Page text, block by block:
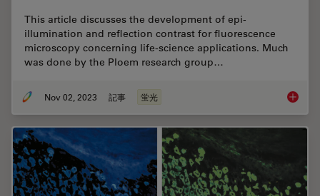
This article discusses the development of epi-
illumination and reflection contrast for fluorescence
microscopy concerning life-science applications. Much
was done by the Ploem research group…
Nov 02, 2023 記事 蛍光 Epi-